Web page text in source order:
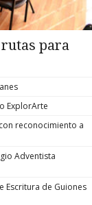
para
ExplorArte
reconocimiento a
Adventista
Escritura de Guiones